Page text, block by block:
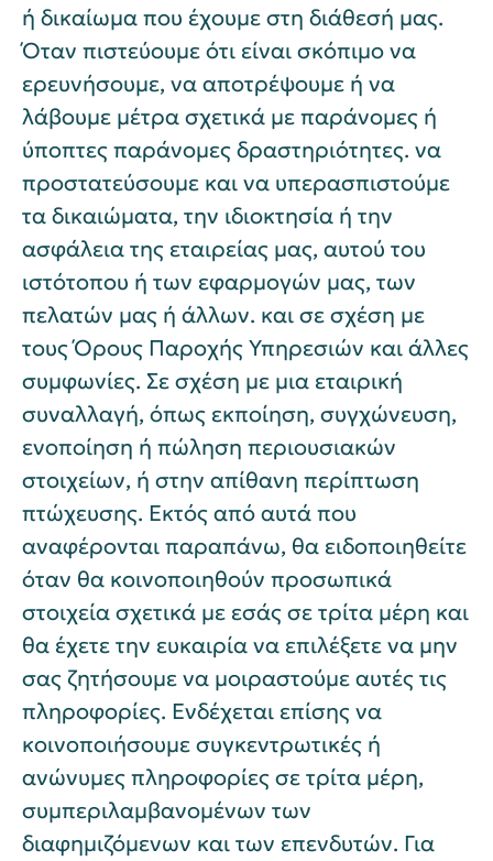
ή δικαίωμα που έχουμε στη διάθεσή μας.
Όταν πιστεύουμε ότι είναι σκόπιμο να
ερευνήσουμε, να αποτρέψουμε ή να
λάβουμε μέτρα σχετικά με παράνομες ή
ύποπτες παράνομες δραστηριότητες. να
προστατεύσουμε και να υπερασπιστούμε
τα δικαιώματα, την ιδιοκτησία ή την
ασφάλεια της εταιρείας μας, αυτού του
ιστότοπου ή των εφαρμογών μας, των
πελατών μας ή άλλων. και σε σχέση με
τους Όρους Παροχής Υπηρεσιών και άλλες
συμφωνίες. Σε σχέση με μια εταιρική
συναλλαγή, όπως εκποίηση, συγχώνευση,
ενοποίηση ή πώληση περιουσιακών
στοιχείων, ή στην απίθανη περίπτωση
πτώχευσης. Εκτός από αυτά που
αναφέρονται παραπάνω, θα ειδοποιηθείτε
όταν θα κοινοποιηθούν προσωπικά
στοιχεία σχετικά με εσάς σε τρίτα μέρη και
θα έχετε την ευκαιρία να επιλέξετε να μην
σας ζητήσουμε να μοιραστούμε αυτές τις
πληροφορίες. Ενδέχεται επίσης να
κοινοποιήσουμε συγκεντρωτικές ή
ανώνυμες πληροφορίες σε τρίτα μέρη,
συμπεριλαμβανομένων των
διαφημιζόμενων και των επενδυτών. Για